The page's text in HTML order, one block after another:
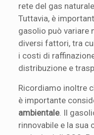
rete del gas
Tuttavia, è
gasolio può variare
diversi fattori, tra
i costi di
distribuzione e
Ricordiamo inoltre
è importante
ambientale. Il
rinnovabile e la sua